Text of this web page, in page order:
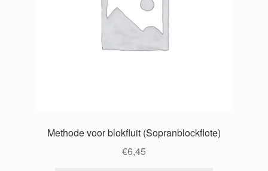
Methode voor blokfluit (Sopranblockflote)
€6,45